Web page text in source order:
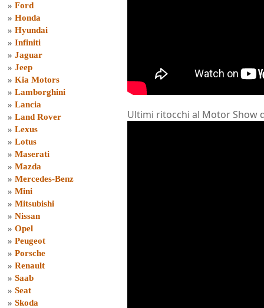
» Ford
» Honda
» Hyundai
» Infiniti
» Jaguar
» Jeep
» Kia Motors
» Lamborghini
» Lancia
» Land Rover
» Lexus
» Lotus
» Maserati
» Mazda
» Mercedes-Benz
» Mini
» Mitsubishi
» Nissan
» Opel
» Peugeot
» Porsche
» Renault
» Saab
» Seat
» Skoda
Ultimi ritocchi al Motor Show